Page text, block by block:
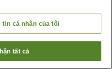
Thành phố Chichibu
trống
tin cá nhân của tôi
tất cả